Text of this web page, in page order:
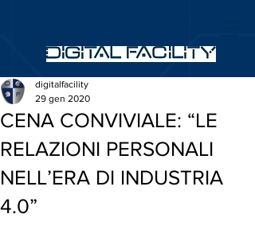
CENA CONVIVIALE: “LE
RELAZIONI PERSONALI
NELL’ERA DI INDUSTRIA
4.0”
digitalfacility
29 gen 2020